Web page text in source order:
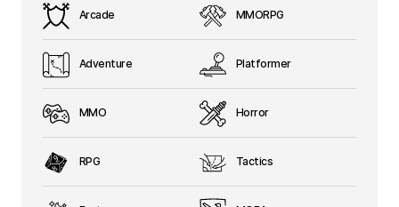
Arcade
Adventure
MMO
RPG
MMORPG
Platformer
Horror
Tactics